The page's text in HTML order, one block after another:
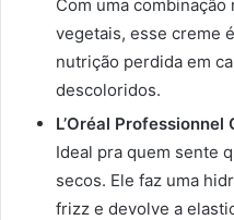
Com uma
vegetais, esse creme
nutrição perdida em
descoloridos.
L’Oréal Professionnel
Ideal pra quem sente
secos. Ele faz uma
frizz e devolve a